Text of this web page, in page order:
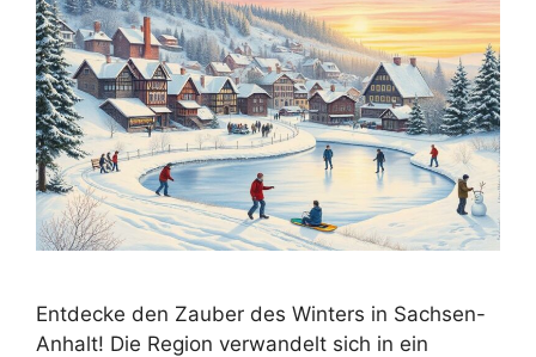
Entdecke den Zauber des Winters in Sachsen-
Anhalt! Die Region verwandelt sich in ein